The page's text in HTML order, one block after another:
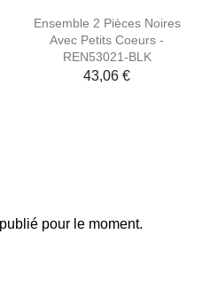
Ensemble 2 Pièces Noires
Avec Petits Coeurs -
REN53021-BLK
43,06 €
pour le moment.